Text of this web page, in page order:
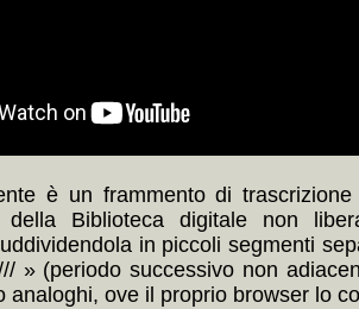
è un frammento di
della Biblioteca digitale non
in piccoli segmenti
» (periodo successivo non
analoghi, ove il proprio browser lo